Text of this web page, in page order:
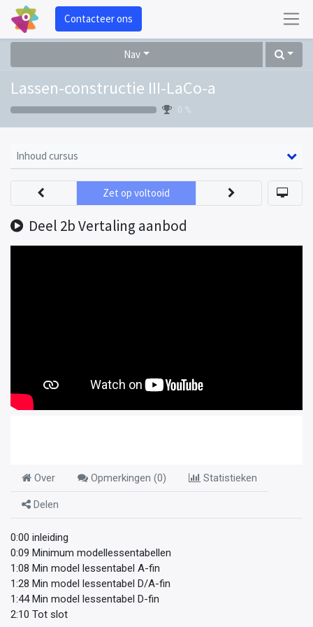
Contacteer ons
Nav
Lassen-constructie III-LaCo-a
0 %
Inhoud cursus
Deel 2b Vertaling aanbod
Zet op voltooid
Over Opmerkingen (0) Statistieken
Delen
0:00 inleiding
0:09 Minimum modellessentabellen
1:08 Min model lessentabel A-fin
1:28 Min model lessentabel D/A-fin
1:44 Min model lessentabel D-fin
2:10 Tot slot